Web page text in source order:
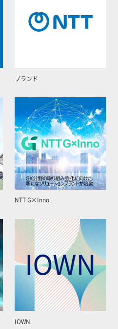
ブランド
NTT G×Inno
IOWN